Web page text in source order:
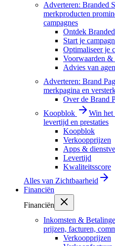
Adverteren: Branded
merkproducten
campagnes
Ontdek
Start je
Optimaliseer je
Voorwaarden &
Advies van
Adverteren: Brand
merkpagina en
Over de Brand
Koopblok
Win
levertijd en prestaties
Koopblok
Verkoopprijzen
Apps &
Levertijd
Kwaliteitsscore
Alles van Zichtbaarheid
Financiën
Financiën
Inkomsten &
prijzen, facturen,
Verkoopprijzen